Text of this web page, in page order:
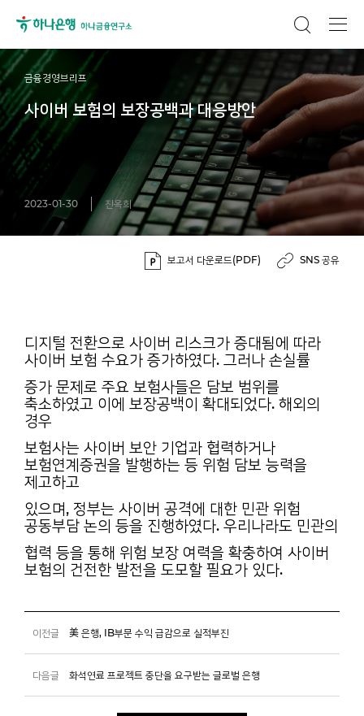
금융경영브리프
사이버 보험의 보장공백과 대응방안
2023-01-30 진옥희
보고서 다운로드(PDF) SNS 공유
디지털 전환으로 사이버 리스크가 증대됨에 따라
사이버 보험 수요가 증가하였다. 그러나 손실률
증가 문제로 주요 보험사들은 담보 범위를
축소하였고 이에 보장공백이 확대되었다. 해외의
경우
보험사는 사이버 보안 기업과 협력하거나
보험연계증권을 발행하는 등 위험 담보 능력을
제고하고
있으며, 정부는 사이버 공격에 대한 민관 위험
공동부담 논의 등을 진행하였다. 우리나라도 민관의
협력 등을 통해 위험 보장 여력을 확충하여 사이버
보험의 건전한 발전을 도모할 필요가 있다.
이전글 美 은행, IB부문 수익 급감으로 실적부진
다음글 화석연료 프로젝트 중단을 요구받는 글로벌 은행